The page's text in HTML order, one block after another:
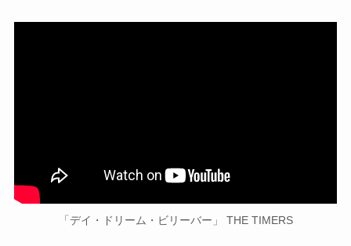
「デイ・ドリーム・ビリーバー」 THE TIMERS